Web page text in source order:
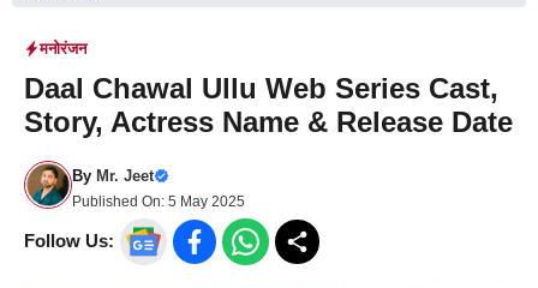
मनोरंजन
Daal Chawal Ullu Web Series Cast,
Story, Actress Name & Release Date
By Mr. Jeet
Published On: 5 May 2025
Follow Us: